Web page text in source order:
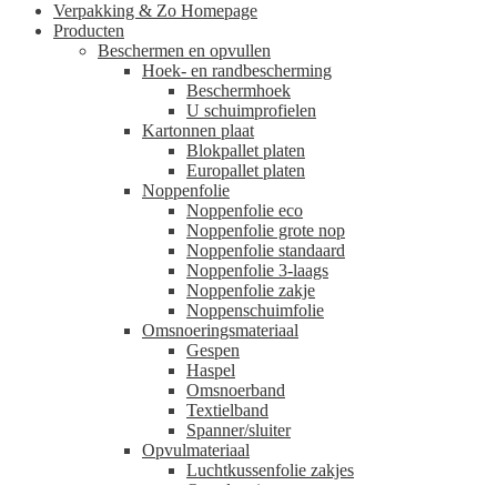
Verpakking & Zo Homepage
Producten
Beschermen en opvullen
Hoek- en randbescherming
Beschermhoek
U schuimprofielen
Kartonnen plaat
Blokpallet platen
Europallet platen
Noppenfolie
Noppenfolie eco
Noppenfolie grote nop
Noppenfolie standaard
Noppenfolie 3-laags
Noppenfolie zakje
Noppenschuimfolie
Omsnoeringsmateriaal
Gespen
Haspel
Omsnoerband
Textielband
Spanner/sluiter
Opvulmateriaal
Luchtkussenfolie zakjes